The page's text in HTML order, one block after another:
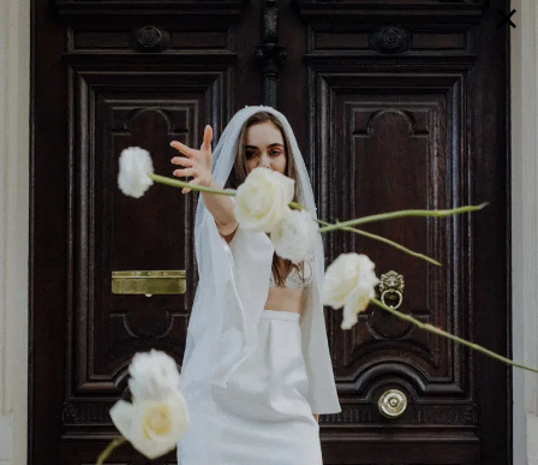
×
GALERIE SELECTION BRAUTMODE SHOP IT JOURNAL
Array ( [0] => extra_args [1] => Array ( [post__not_in] =>
Array ( [0] => 91979 ) ) )